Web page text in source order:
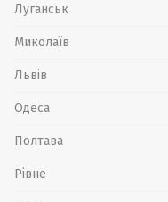
Луганськ
Миколаїв
Львів
Одеса
Полтава
Рівне